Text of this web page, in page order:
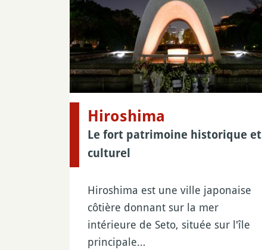
Hiroshima
Le fort patrimoine historique et
culturel
Hiroshima est une ville japonaise
côtière donnant sur la mer
intérieure de Seto, située sur l'île
principale…